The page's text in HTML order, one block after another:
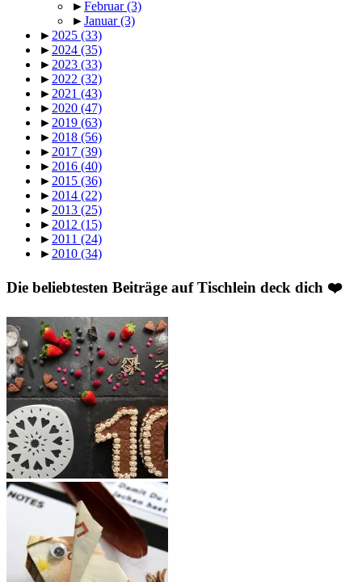
►Februar(3)
►Januar(3)
► 2025 (33)
► 2024 (35)
► 2023 (33)
► 2022 (32)
► 2021 (43)
► 2020 (47)
► 2019 (63)
► 2018 (56)
► 2017 (39)
► 2016 (40)
► 2015 (36)
► 2014 (22)
► 2013 (25)
► 2012 (15)
► 2011 (24)
► 2010 (34)
Die beliebtesten Beiträge auf Tischlein deck dich ❤️